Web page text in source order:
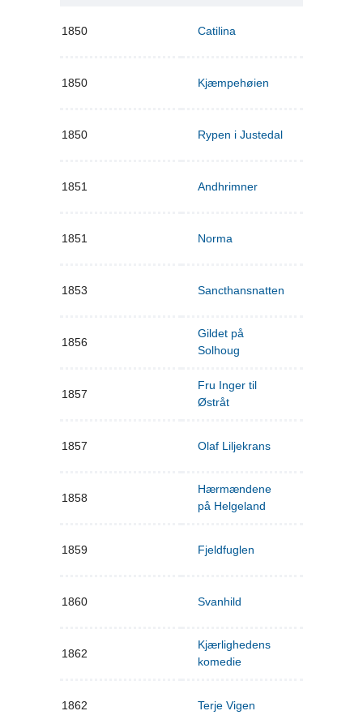
1850 Catilina
1850 Kjæmpehøien
1850 Rypen i Justedal
1851 Andhrimner
1851 Norma
1853 Sancthansnatten
1856
Gildet på
Solhoug
1857
Fru Inger til
Østråt
1857 Olaf Liljekrans
1858
Hærmændene
på Helgeland
1859 Fjeldfuglen
1860 Svanhild
1862
Kjærlighedens
komedie
1862 Terje Vigen